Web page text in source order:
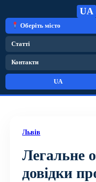
UA
Оберіть місто
Статті
Контакти
UA
Львів
Легальне
довідки